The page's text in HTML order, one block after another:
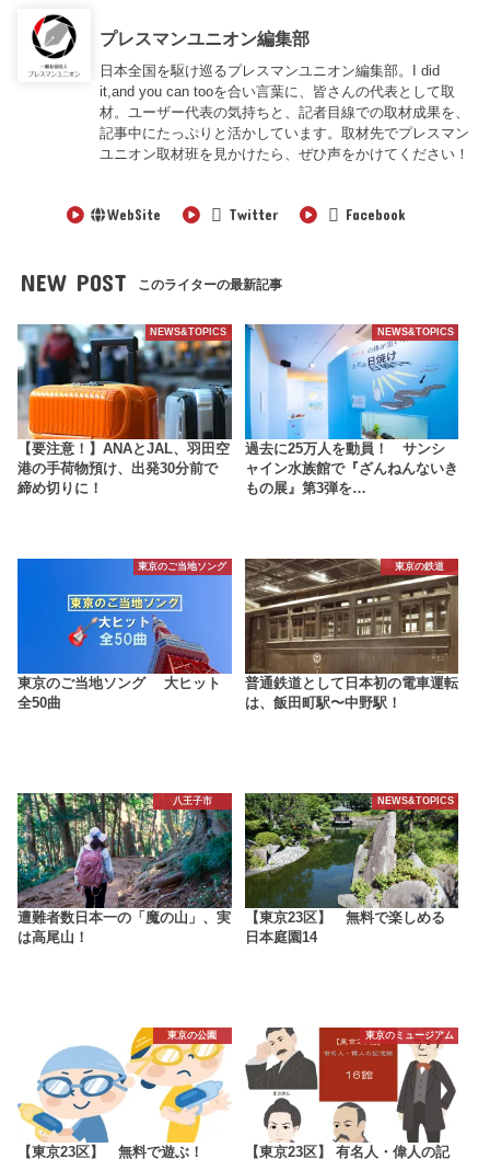
プレスマンユニオン編集部
日本全国を駆け巡るプレスマンユニオン編集部。I did
it,and you can tooを合い言葉に、皆さんの代表として取
材。ユーザー代表の気持ちと、記者目線での取材成果を、
記事中にたっぷりと活かしています。取材先でプレスマン
ユニオン取材班を見かけたら、ぜひ声をかけてください！
WebSite Twitter Facebook
NEW POST このライターの最新記事
NEWS&TOPICS
【要注意！】ANAとJAL、羽田空
港の手荷物預け、出発30分前で
締め切りに！
NEWS&TOPICS
過去に25万人を動員！ サンシ
ャイン水族館で『ざんねんないき
もの展』第3弾を…
東京のご当地ソング
東京のご当地ソング 大ヒット
全50曲
東京の鉄道
普通鉄道として日本初の電車運転
は、飯田町駅〜中野駅！
八王子市
遭難者数日本一の「魔の山」、実
は高尾山！
NEWS&TOPICS
【東京23区】 無料で楽しめる
日本庭園14
東京の公園
【東京23区】 無料で遊ぶ！
東京のミュージアム
【東京23区】 有名人・偉人の記